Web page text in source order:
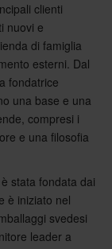
clienti
nuovi e
di famiglia
esterni. Dal
fondatrice
una base e una
compresi i
e una filosofia
stata fondata dai
è iniziato nel
svedesi
leader a